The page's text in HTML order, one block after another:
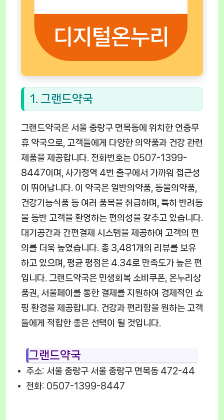
1. 그랜드약국
그랜드약국은 서울 중랑구 면목동에 위치한 연중무
휴 약국으로, 고객들에게 다양한 의약품과 건강 관련
제품을 제공합니다. 전화번호는 0507-1399-
8447이며, 사가정역 4번 출구에서 가까워 접근성
이 뛰어납니다. 이 약국은 일반의약품, 동물의약품,
건강기능식품 등 여러 품목을 취급하며, 특히 반려동
물 동반 고객을 환영하는 편의성을 갖추고 있습니다.
대기공간과 간편결제 시스템을 제공하여 고객의 편
의를 더욱 높였습니다. 총 3,481개의 리뷰를 보유
하고 있으며, 평균 평점은 4.34로 만족도가 높은 편
입니다. 그랜드약국은 민생회복 소비쿠폰, 온누리상
품권, 서울페이를 통한 결제를 지원하여 경제적인 쇼
핑 환경을 제공합니다. 건강과 편리함을 원하는 고객
들에게 적합한 좋은 선택이 될 것입니다.
그랜드약국
주소: 서울 중랑구 서울 중랑구 면목동 472-44
전화: 0507-1399-8447